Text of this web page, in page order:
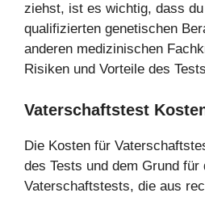
ziehst, ist es wichtig, dass
qualifizierten genetischen
anderen medizinischen
Risiken und Vorteile des
Vaterschaftstest
Die Kosten für
des Tests und dem Grund für
Vaterschaftstests, die aus